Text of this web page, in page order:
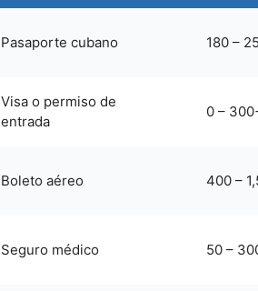
Pasaporte cubano 180 –
Visa o permiso de
entrada
0 –
Boleto aéreo 400 –
Seguro médico 50 –